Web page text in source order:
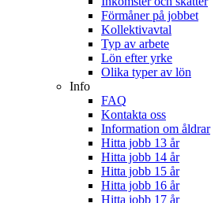
Förmåner på jobbet
Kollektivavtal
Typ av arbete
Lön efter yrke
Olika typer av lön
Info
FAQ
Kontakta oss
Information om åldrar
Hitta jobb 13 år
Hitta jobb 14 år
Hitta jobb 15 år
Hitta jobb 16 år
Hitta jobb 17 år